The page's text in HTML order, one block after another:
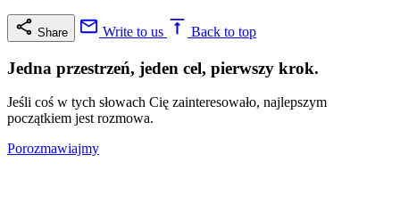
Share Write to us Back to top
Jedna przestrzeń, jeden cel, pierwszy krok.
Jeśli coś w tych słowach Cię zainteresowało, najlepszym
początkiem jest rozmowa.
Porozmawiajmy